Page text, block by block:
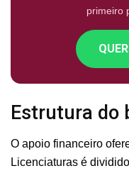
primeiro
Estrutura do
O apoio financeiro
Licenciaturas é